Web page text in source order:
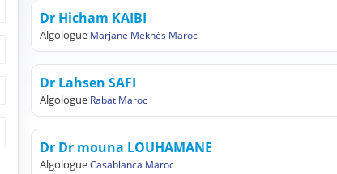
Dr Hicham KAIBI
Algologue Marjane Meknès Maroc
Dr Lahsen SAFI
Algologue Rabat Maroc
Dr Dr mouna LOUHAMANE
AlgologueCasablanca Maroc